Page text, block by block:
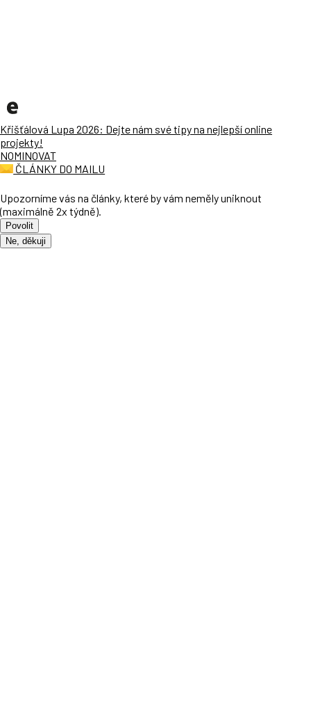
Křišťálová Lupa 2026: Dejte nám své tipy na nejlepší online
projekty!
NOMINOVAT
ČLÁNKY DO MAILU
Upozorníme vás na články, které by vám neměly uniknout
(maximálně 2x týdně).
Povolit
Ne, děkuji